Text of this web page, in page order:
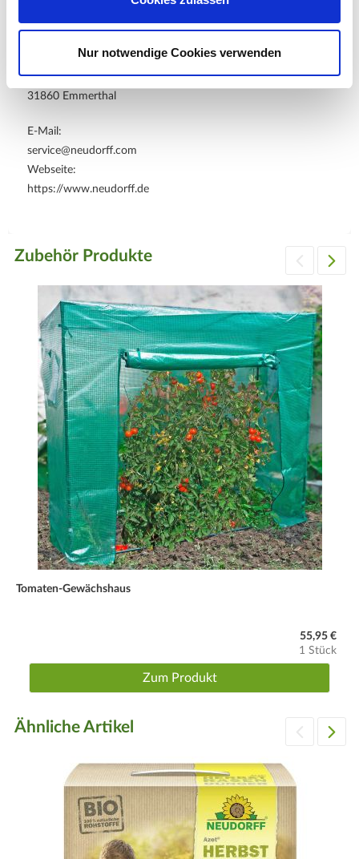
Nur notwendige Cookies verwenden
W. Neudorff GmbH KG
An der Mühle 3
31860 Emmerthal
E-Mail:
service@neudorff.com
Webseite:
https://www.neudorff.de
Zubehör Produkte
Tomaten-Gewächshaus
55,95 €
1 Stück
Zum Produkt
Ähnliche Artikel